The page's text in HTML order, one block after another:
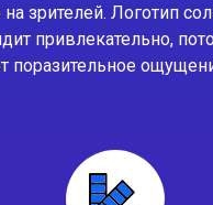
на зрителей. Логотип
привлекательно,
поразительное